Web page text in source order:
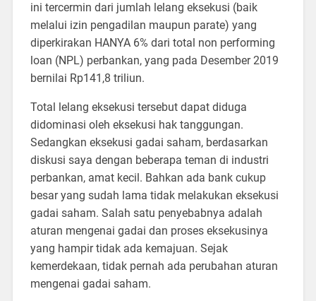
ini tercermin dari jumlah lelang eksekusi (baik
melalui izin pengadilan maupun parate) yang
diperkirakan HANYA 6% dari total non performing
loan (NPL) perbankan, yang pada Desember 2019
bernilai Rp141,8 triliun.
Total lelang eksekusi tersebut dapat diduga
didominasi oleh eksekusi hak tanggungan.
Sedangkan eksekusi gadai saham, berdasarkan
diskusi saya dengan beberapa teman di industri
perbankan, amat kecil. Bahkan ada bank cukup
besar yang sudah lama tidak melakukan eksekusi
gadai saham. Salah satu penyebabnya adalah
aturan mengenai gadai dan proses eksekusinya
yang hampir tidak ada kemajuan. Sejak
kemerdekaan, tidak pernah ada perubahan aturan
mengenai gadai saham.